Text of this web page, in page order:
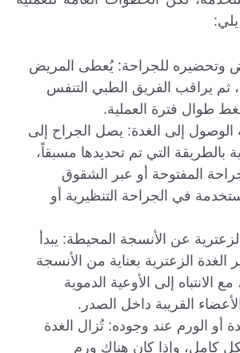
يلي:
وتحضيره للجراحة: يُعطى المريض
ثم يراقب الفريق الطبي التنفس
طوال فترة العملية.
الوصول إلى الغدة: يصل الجراح إلى
بالطريقة التي تم تحديدها مسبقاً،
المفتوحة أو عبر الشقوق
في الجراحة التنظيرية أو
عن الأنسجة المحيطة: يبدأ
الغدة الزعترية بعناية من الأنسجة
مع الانتباه إلى الأوعية الدموية
القريبة داخل الصدر.
أو الورم عند وجوده: تُزال الغدة
كامل، وإذا كان هناك ورم